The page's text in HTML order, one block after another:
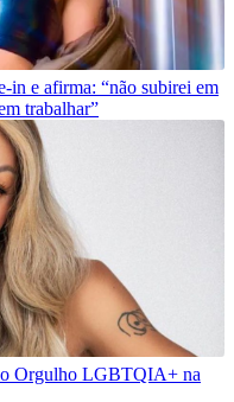
in e afirma: “não subirei em
trabalhar”
Orgulho LGBTQIA+ na